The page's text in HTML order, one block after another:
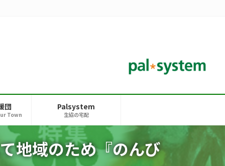
団
Town
Palsystem
生協の宅配
地域のため『のんび